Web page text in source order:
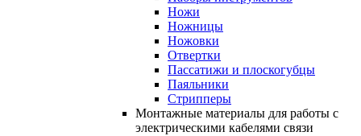
Ножи
Ножницы
Ножовки
Отвертки
Пассатижи и плоскогубцы
Паяльники
Стрипперы
Монтажные материалы для работы с
электрическими кабелями связи